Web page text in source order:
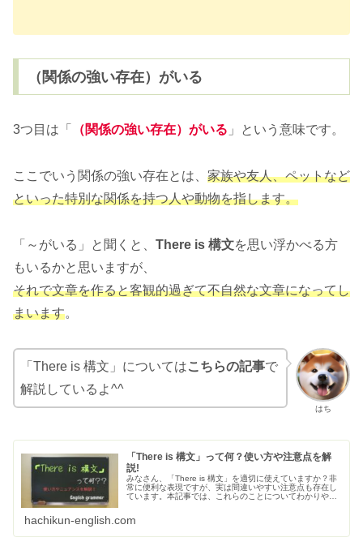
（関係の強い存在）がいる
3つ目は「 （ 関係の強い存在）がいる 」という意味です。
ここでいう関係の強い存在とは、 家族や友人、ペットなど
といった特別な関係を持つ人や動物を指します。
「～がいる」と聞くと、 There is 構文を思い浮かべる方
もいるかと思いますが、
それで文章を作ると客観的過ぎて不自然な文章になってし
まいます。
はち
「There is 構文」についてはこちらの記事で
解説しているよ^^
「There is 構文」って何？使い方や注意点を解
説!
みなさん、「There is 構文」を適切に使えていますか？非
常に便利な表現ですが、実は間違いやすい注意点も存在し
ています。本記事では、これらのことについてわかりやす
hachikun-english.com